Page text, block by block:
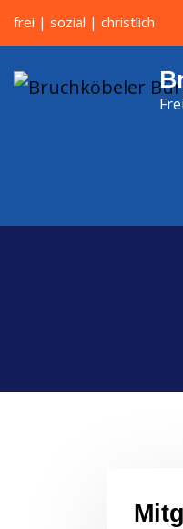
frei | sozial | christlich